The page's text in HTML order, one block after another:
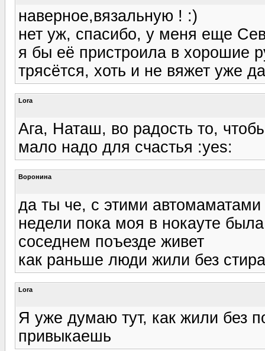
наверное,вязальную ! :)
нет уж, спасибо, у меня еще
я бы её пристроила в хорошие
трясётся, хоть и не вяжет уже
Lora
Ага, Наташ, во радость то,
мало надо для счастья :yes:
Воронина
да ты че, с этими
недели пока моя в нокауте
соседнем поъезде живет
как раньше люди жили без
Lora
Я уже думаю тут, как жили без
привыкаешь